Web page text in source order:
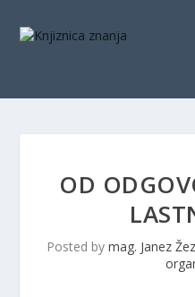
OD
Posted by mag. Janez